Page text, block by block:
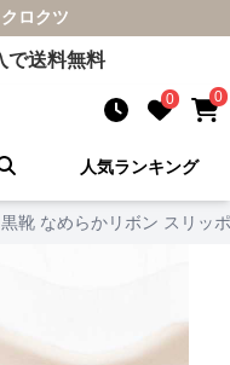
クロクツ
で送料無料
0 0
人気ランキング
黒靴 なめらかリボン スリッ